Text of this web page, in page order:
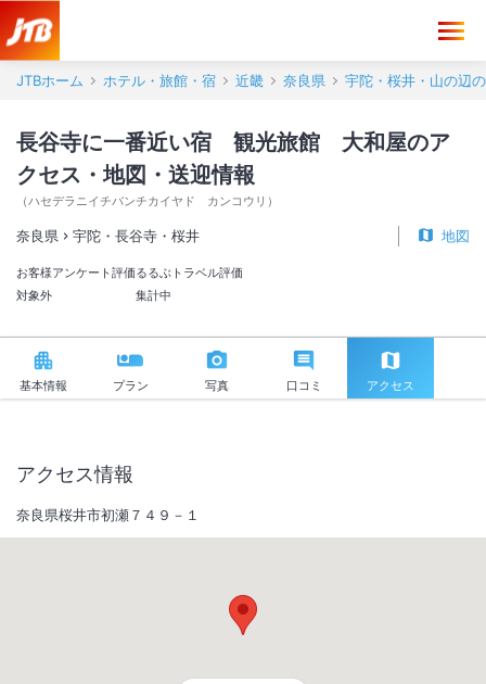
JTBホーム ホテル・旅館・宿 近畿 奈良県 宇陀・桜井・山の辺
長谷寺に一番近い宿 観光旅館 大和屋のア
クセス・地図・送迎情報
（ハセデラニイチバンチカイヤド カンコウリ ）
奈良県 宇陀・長谷寺・桜井 地図
お客様アンケート評価
対象外
るるぶトラベル評価
集計中
基本情報 プラン 写真 口コミ アクセス
アクセス情報
奈良県桜井市初瀬７４９－１